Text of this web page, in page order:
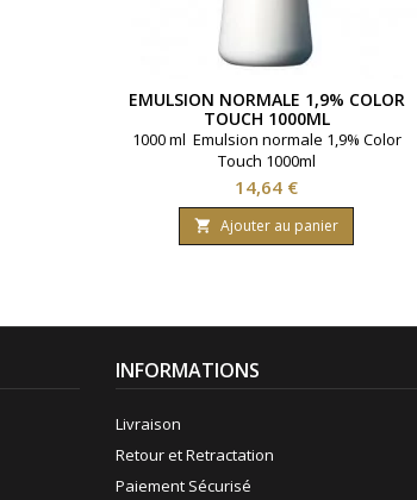
EMULSION NORMALE 1,9% COLOR
TOUCH 1000ML
1000 ml Emulsion normale 1,9% Color
Touch 1000ml
Prix
14,64 €
 Ajouter au panier
INFORMATIONS
Livraison
Retour et Retractation
Paiement Sécurisé